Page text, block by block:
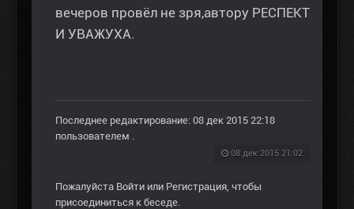
вечеров провёл не зря,автору РЕСПЕКТ
И УВАЖУХА.
Последнее редактирование: 08 дек 2015 22:18
пользователем
08 дек 2015 21:02
Пожалуйста Войти или Регистрация , чтобы
присоединиться к беседе.